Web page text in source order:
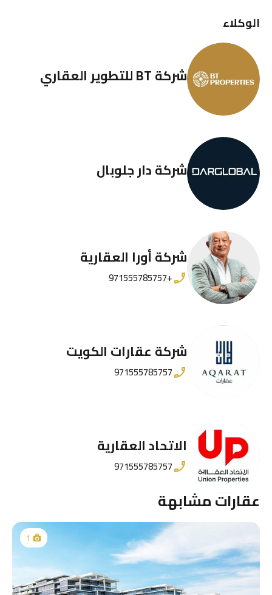
الوكلاء
شركة BT للتطوير العقاري
شركة دار جلوبال
شركة أورا العقارية
+971555785757
شركة عقارات الكويت
971555785757
الاتحاد العقارية
971555785757
عقارات مشابهة
1